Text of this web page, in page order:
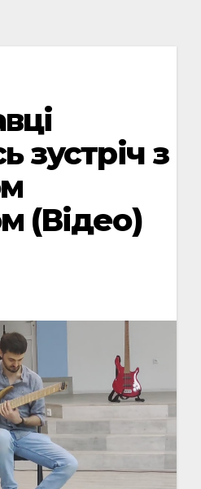
зустріч з
(Відео)